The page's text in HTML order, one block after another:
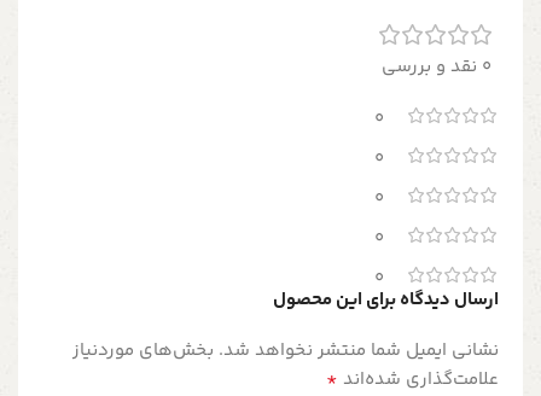
0 نقد و بررسی
0
0
0
0
0
ارسال دیدگاه برای این محصول
نشانی ایمیل شما منتشر نخواهد شد. بخش‌های موردنیاز
علامت‌گذاری شده‌اند *